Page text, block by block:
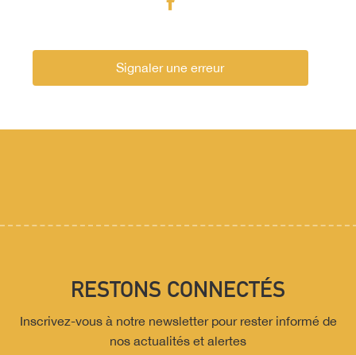
Signaler une erreur
RESTONS CONNECTÉS
Inscrivez-vous à notre newsletter pour rester informé de
nos actualités et alertes